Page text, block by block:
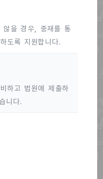
않을 경우, 중재를 통
도록 지원합니다.
하고 법원에 제출하
니다.